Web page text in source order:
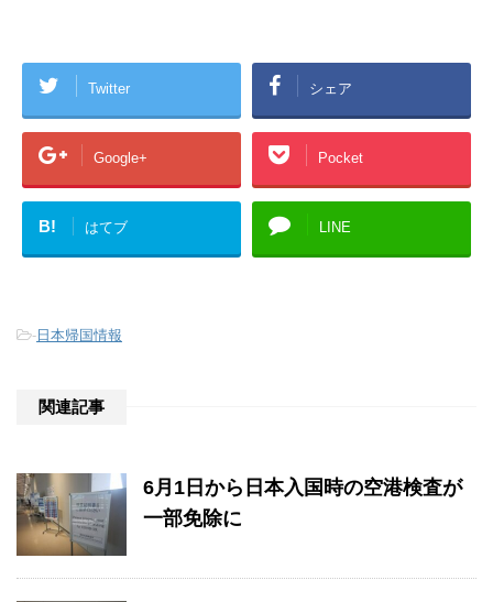
Twitter シェア
Google+ Pocket
B! はてブ LINE
- 日本帰国情報
関連記事
6月1日から日本入国時の空港検査が
一部免除に